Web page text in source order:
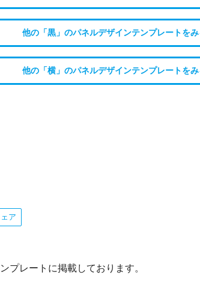
他の「黒」のパネルデザインテンプレートをみ
他の「横」のパネルデザインテンプレートをみ
ア
プレートに掲載しております。